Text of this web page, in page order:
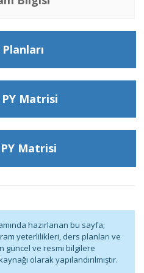
PY Matrisi
Matrisi
hazırlanan bu sayfa;
yeterlilikleri, ders planları ve
güncel ve resmi bilgilere
olarak yapılandırılmıştır.